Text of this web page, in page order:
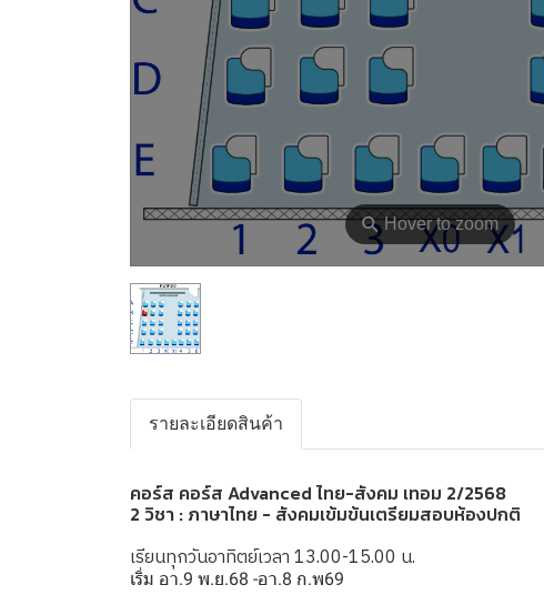
⚲Hover to zoom
รายละเอียดสินค้า
คอร์ส คอร์ส Advanced ไทย-สังคม เทอม 2/2568
2 วิชา : ภาษาไทย - สังคมเข้มข้นเตรียมสอบห้องปกติ
เรียนทุกวันอาทิตย์เวลา 13.00-15.00 น.
เริ่ม อา.9 พ.ย.68 -อา.8 ก.พ69